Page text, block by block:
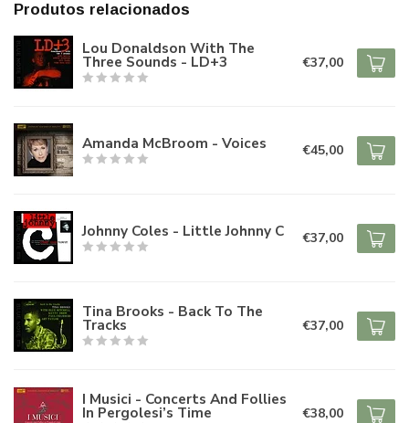
Produtos relacionados
Lou Donaldson With The
Three Sounds - LD+3 €37,00
Amanda McBroom - Voices €45,00
Johnny Coles - Little Johnny C €37,00
Tina Brooks - Back To The
Tracks €37,00
I Musici - Concerts And Follies
In Pergolesi’s Time €38,00